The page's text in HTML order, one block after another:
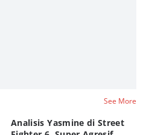
See More
Analisis Yasmine di Street